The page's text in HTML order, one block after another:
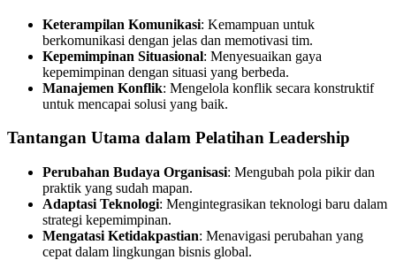
Keterampilan Komunikasi: Kemampuan untuk
berkomunikasi dengan jelas dan memotivasi tim.
Kepemimpinan Situasional: Menyesuaikan gaya
kepemimpinan dengan situasi yang berbeda.
Manajemen Konflik: Mengelola konflik secara konstruktif
untuk mencapai solusi yang baik.
Tantangan Utama dalam Pelatihan Leadership
Perubahan Budaya Organisasi: Mengubah pola pikir dan
praktik yang sudah mapan.
Adaptasi Teknologi: Mengintegrasikan teknologi baru dalam
strategi kepemimpinan.
Mengatasi Ketidakpastian: Menavigasi perubahan yang
cepat dalam lingkungan bisnis global.